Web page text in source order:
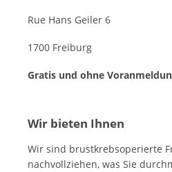
Rue Hans Geiler 6
1700 Freiburg
Gratis und ohne
Wir bieten Ihnen
Wir sind brustkrebsoperierte
nachvollziehen, was Sie